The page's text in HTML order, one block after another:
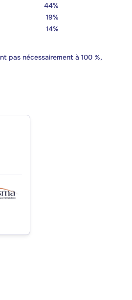
44%
19%
14%
pas nécessairement à 100 %,